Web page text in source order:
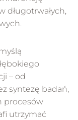
długotrwałych,
– od
syntezę badań,
procesów
utrzymać